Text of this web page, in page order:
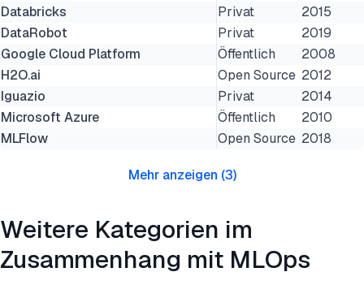
Databricks
Privat
2015
DataRobot
Privat
2019
Google Cloud Platform
Öffentlich
2008
H2O.ai
Open Source 2012
Iguazio
Privat
2014
Microsoft Azure
Öffentlich
2010
MLFlow
Open Source 2018
Mehr anzeigen (3)
Weitere Kategorien im
Zusammenhang mit MLOps